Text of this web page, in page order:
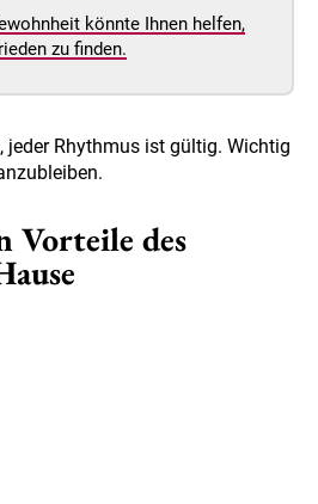
könnte Ihnen helfen,
zu finden.
jeder Rhythmus ist gültig. Wichtig
Vorteile des